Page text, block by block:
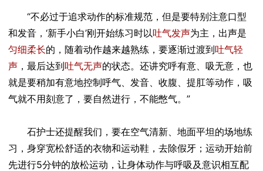
“不必过于追求动作的标准规范，但是要特别注意口型
和发音，‘新手小白’刚开始练习时以吐气发声为主，出声是
匀细柔长的，随着动作越来越熟练，要逐渐过渡到吐气轻
声 ，最后达到吐气无声的状态。还讲究呼有意、吸无意，也
就是要稍加有意地控制呼气、发音、收腹、提肛等动作，吸
气就不用刻意了，要自然进行，不能憋气。”
石护士还提醒我们，要在空气清新、地面平坦的场地练
习，身穿宽松舒适的衣物和运动鞋，去除假牙；运动开始前
先进行5分钟的放松运动，让身体动作与呼吸及意识相互配